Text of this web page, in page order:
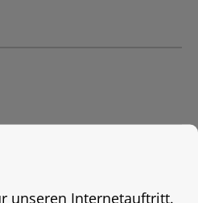
unseren Internetauftritt.